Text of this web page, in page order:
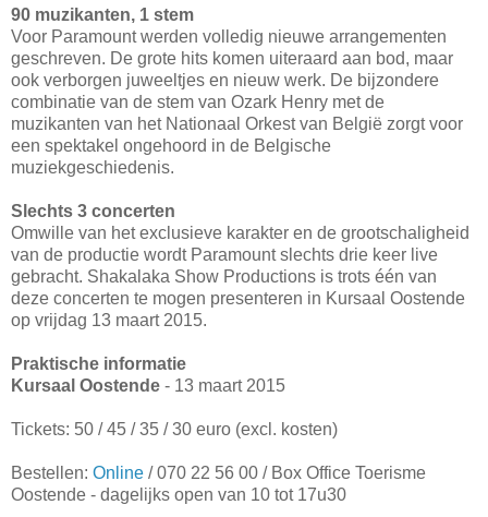
90 muzikanten, 1 stem
Voor Paramount werden volledig nieuwe arrangementen
geschreven. De grote hits komen uiteraard aan bod, maar
ook verborgen juweeltjes en nieuw werk. De bijzondere
combinatie van de stem van Ozark Henry met de
muzikanten van het Nationaal Orkest van België zorgt voor
een spektakel ongehoord in de Belgische
muziekgeschiedenis.
Slechts 3 concerten
Omwille van het exclusieve karakter en de grootschaligheid
van de productie wordt Paramount slechts drie keer live
gebracht. Shakalaka Show Productions is trots één van
deze concerten te mogen presenteren in Kursaal Oostende
op vrijdag 13 maart 2015.
Praktische informatie
Kursaal Oostende - 13 maart 2015
Tickets: 50 / 45 / 35 / 30 euro (excl. kosten)
Bestellen: Online / 070 22 56 00 / Box Office Toerisme
Oostende - dagelijks open van 10 tot 17u30